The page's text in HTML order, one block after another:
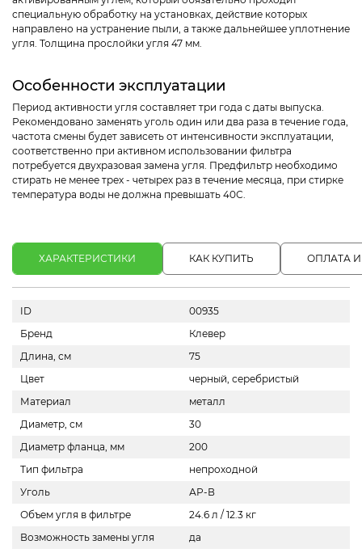
специальную обработку на установках, действие которых
направлено на устранение пыли, а также дальнейшее уплотнение
угля. Толщина прослойки угля 47 мм.
Особенности эксплуатации
Период активности угля составляет три года с даты выпуска.
Рекомендовано заменять уголь один или два раза в течение года,
частота смены будет зависеть от интенсивности эксплуатации,
соответственно при активном использовании фильтра
потребуется двухразовая замена угля. Предфильтр необходимо
стирать не менее трех - четырех раз в течение месяца, при стирке
температура воды не должна превышать 40С.
ХАРАКТЕРИСТИКИ КАК КУПИТЬ ОПЛАТА
ID
00935
Бренд
Клевер
Длина, см
75
Цвет
черный, серебристый
Материал
металл
Диаметр, см
30
Диаметр фланца, мм
200
Тип фильтра
непроходной
Уголь
АР-В
Объем угля в фильтре
24.6 л / 12.3 кг
Возможность замены угля
да